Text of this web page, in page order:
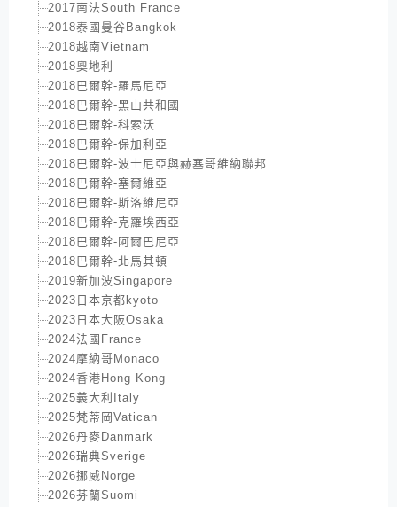
2017南法South France
2018泰國曼谷Bangkok
2018越南Vietnam
2018奧地利
2018巴爾幹-羅馬尼亞
2018巴爾幹-黑山共和國
2018巴爾幹-科索沃
2018巴爾幹-保加利亞
2018巴爾幹-波士尼亞與赫塞哥維納聯邦
2018巴爾幹-塞爾維亞
2018巴爾幹-斯洛維尼亞
2018巴爾幹-克羅埃西亞
2018巴爾幹-阿爾巴尼亞
2018巴爾幹-北馬其頓
2019新加波Singapore
2023日本京都kyoto
2023日本大阪Osaka
2024法國France
2024摩納哥Monaco
2024香港Hong Kong
2025義大利Italy
2025梵蒂岡Vatican
2026丹麥Danmark
2026瑞典Sverige
2026挪威Norge
2026芬蘭Suomi